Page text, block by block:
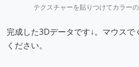
テクスチャーを貼りつけてカラー
完成した3Dデータです↓。マウスで
ください。